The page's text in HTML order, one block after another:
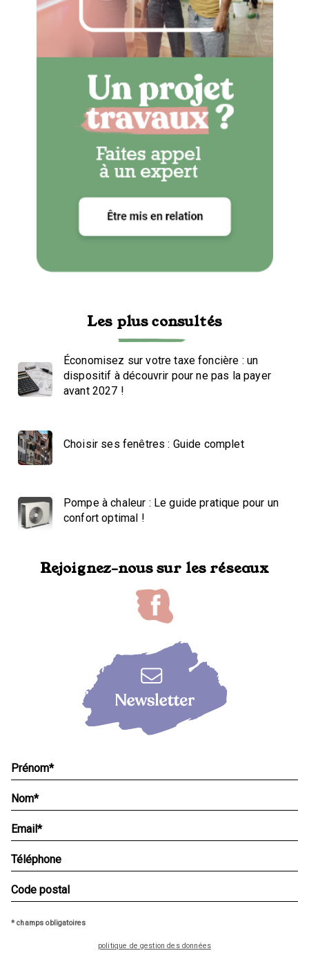
Les plus consultés
Économisez sur votre taxe foncière : un
dispositif à découvrir pour ne pas la payer
avant 2027 !
Choisir ses fenêtres : Guide complet
Pompe à chaleur : Le guide pratique pour un
confort optimal !
Rejoignez-nous sur les réseaux
* champs obligatoires
politique de gestion des données